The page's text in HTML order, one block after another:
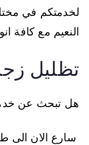
لخدمتكم في
النعيم مع كافة
تظليل
هل تبحث عن
سارع الان الى